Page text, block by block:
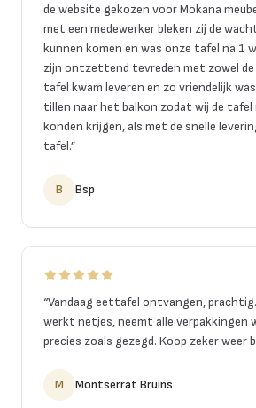
de website gekozen voor Mokana
met een medewerker bleken zij de
kunnen komen en was onze tafel na 1
zijn ontzettend tevreden met zowel de
tafel kwam leveren en zo vriendelijk
tillen naar het balkon zodat wij de tafel
konden krijgen, als met de snelle
tafel.”
B Bsp
“Vandaag eettafel ontvangen,
werkt netjes, neemt alle verpakkingen
precies zoals gezegd. Koop zeker weer
M Montserrat Bruins